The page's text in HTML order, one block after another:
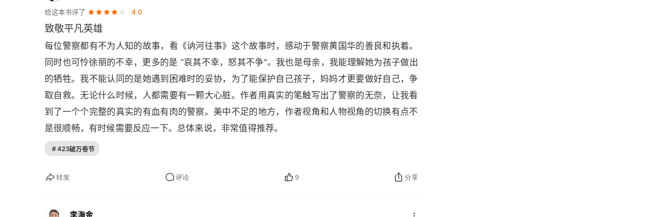
庆幸受到老天的眷顾
遭遇人生至暗的时刻
缉毒警察背负的秘密
一线警队串起的记忆
时刻萦绕内心的郁结
跨国缉毒经历的血与火
惊心动魄的缉毒瞬间
缉毒警察背后
给这本书评了
4.0
致敬平凡英雄
每位警察都有不为人知的故事，看《讷河往事》这个故事时，感动于警察黄国华的善良和执着。
同时也可怜徐丽的不幸，更多的是 “哀其不幸，怒其不争”。我也是母亲，我能理解她为孩子做出
的牺牲。我不能认同的是她遇到困难时的妥协，为了能保护自己孩子，妈妈才更要做好自己，争
取自救。无论什么时候，人都需要有一颗大心脏。作者用真实的笔触写出了警察的无奈，让我看
到了一个个完整的真实的有血有肉的警察。美中不足的地方，作者视角和人物视角的切换有点不
是很顺畅，有时候需要反应一下。总体来说，非常值得推荐。
# 423破万卷节
转发 评论 9 分享
李海金